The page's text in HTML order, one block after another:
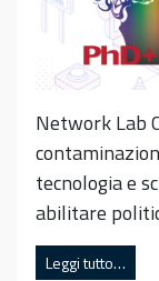
Network Lab
tecnologia e
abilitare
Leggi tutto…